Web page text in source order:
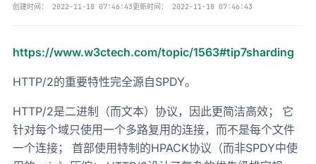
创建时间： 2022-11-18 07:46:43更新时间： 2022-11-18 07:46:43
https://www.w3ctech.com/topic/1563#tip7sharding
HTTP/2的重要特性完全源自SPDY。
HTTP/2是二进制（而文本）协议，因此更简洁高效； 它
针对每个域只使用一个多路复用的连接，而不是每个文件
一个连接； 首部使用特制的HPACK协议（而非SPDY中使